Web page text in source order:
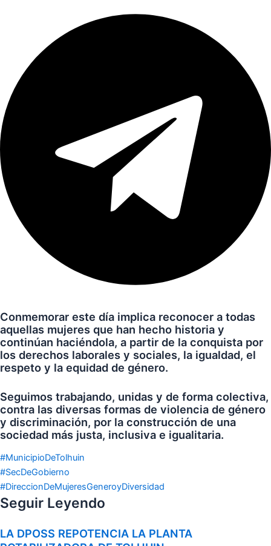
Conmemorar este día implica reconocer a todas
aquellas mujeres que han hecho historia y
continúan haciéndola, a partir de la conquista por
los derechos laborales y sociales, la igualdad, el
respeto y la equidad de género.
Seguimos trabajando, unidas y de forma colectiva,
contra las diversas formas de violencia de género
y discriminación, por la construcción de una
sociedad más justa, inclusiva e igualitaria.
#MunicipioDeTolhuin
#SecDeGobierno
#DireccionDeMujeresGeneroyDiversidad
Seguir Leyendo
LA DPOSS REPOTENCIA LA PLANTA